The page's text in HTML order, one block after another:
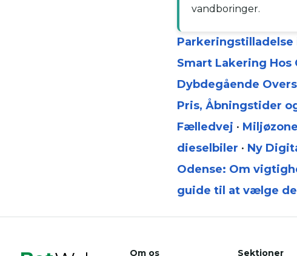
vandboringer.
Parkeringstilladelse
Smart Lakering
Dybdegående
Pris, Åbningstider
Fælledvej •
dieselbiler • Ny
Odense: Om
guide til at vælge
Om os Sektioner